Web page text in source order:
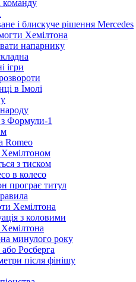
команду
і блискуче рішення Mercedes
Хемілтона
напарнику
ігри
в Імолі
з Формули-1
Romeo
Хемілтоном
з тиском
в колесо
програє титул
Хемілтона
з коловими
минулого року
Росберга
після фінішу